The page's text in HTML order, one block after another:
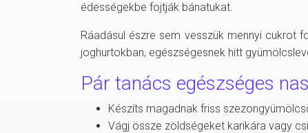
édességekbe fojtják bánatukat.
Ráadásul észre sem vesszük mennyi cukrot
joghurtokban, egészségesnek hitt
Pár tanács egészséges
Készíts magadnak friss
Vágj össze zöldségeket karikára vagy